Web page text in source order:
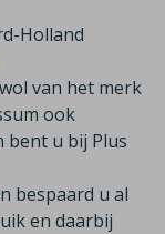
Holland
van het merk
ook
bent u bij Plus
bespaard u al
en daarbij